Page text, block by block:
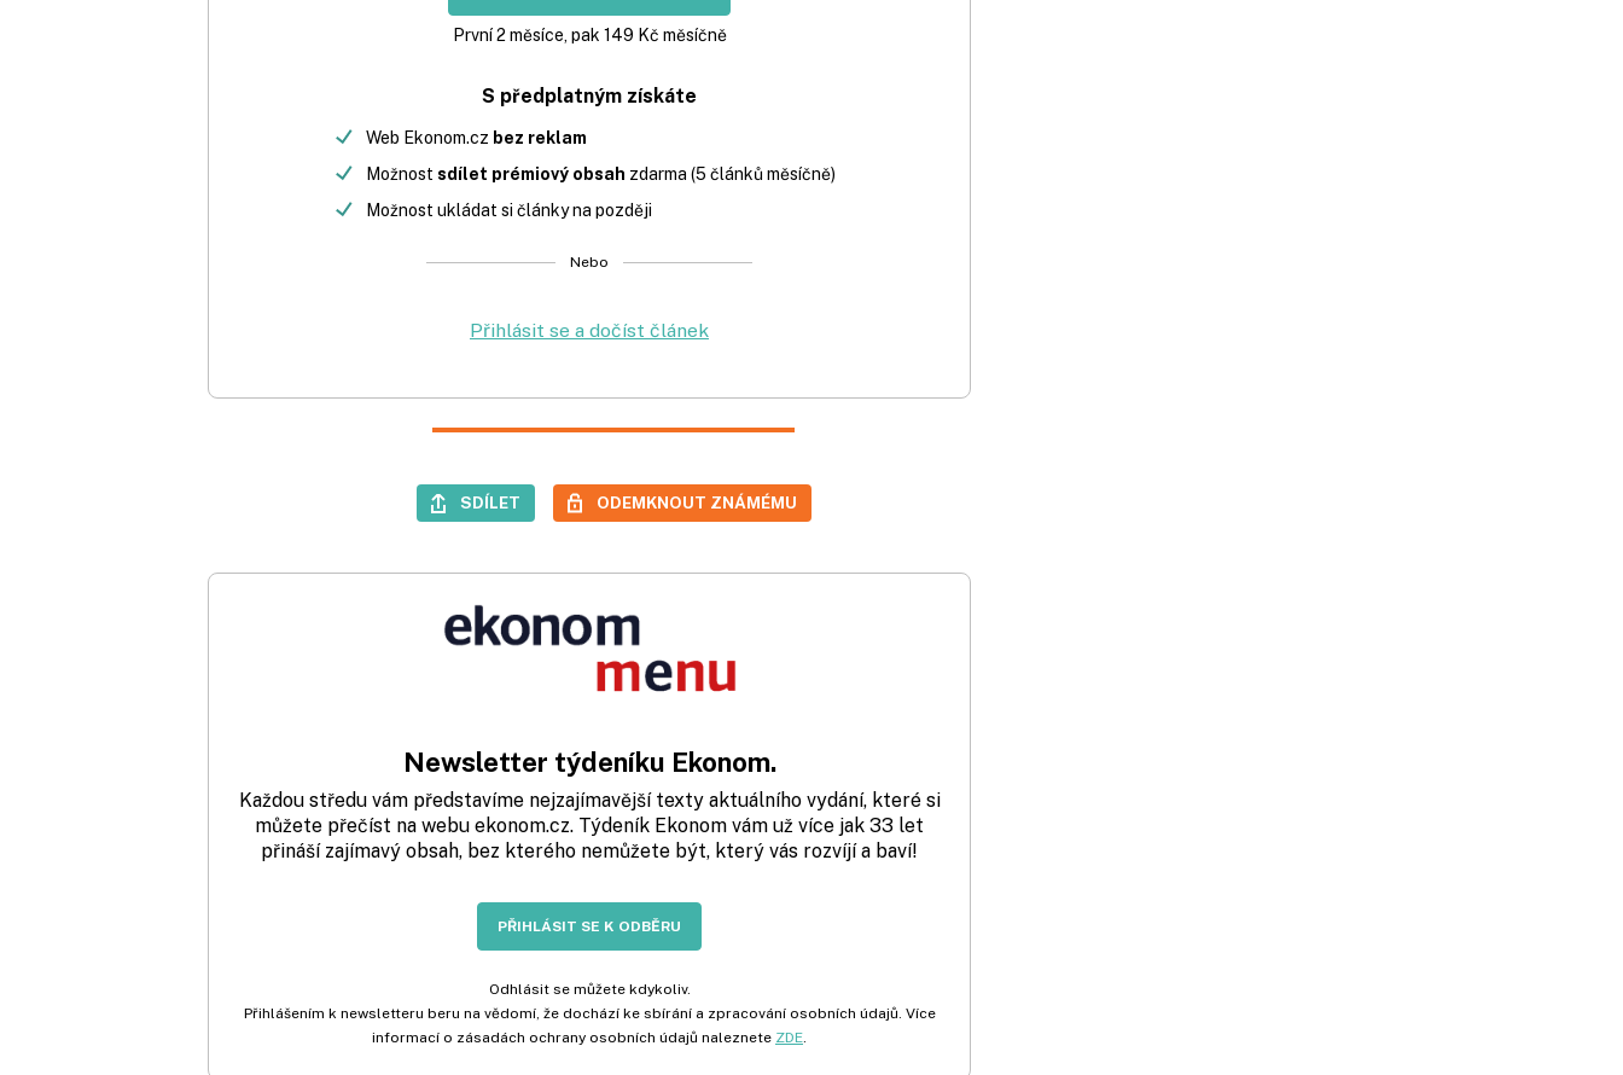
První 2 měsíce, pak 149 Kč měsíčně
S předplatným získáte
Web Ekonom.cz bez reklam
Možnost sdílet prémiový obsah zdarma (5 článků měsíčně)
Možnost ukládat si články na později
Nebo
Přihlásit se a dočíst článek
SDÍLET ODEMKNOUT ZNÁMÉMU
Newsletter týdeníku Ekonom.
Každou středu vám představíme nejzajímavější texty aktuálního vydání, které si
můžete přečíst na webu ekonom.cz. Týdeník Ekonom vám už více jak 33 let
přináší zajímavý obsah, bez kterého nemůžete být, který vás rozvíjí a baví!
PŘIHLÁSIT SE K ODBĚRU
Odhlásit se můžete kdykoliv.
Přihlášením k newsletteru beru na vědomí, že dochází ke sbírání a zpracování osobních údajů. Více
informací o zásadách ochrany osobních údajů naleznete ZDE.